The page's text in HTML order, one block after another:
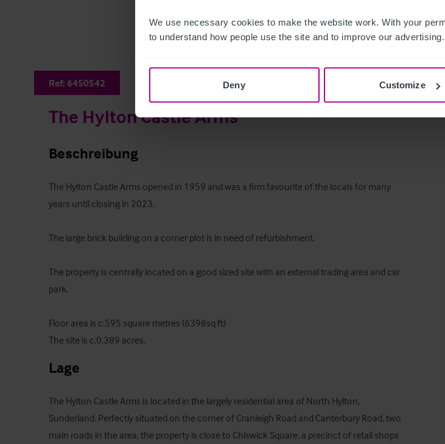
We use necessary cookies to make the website work. With your
to understand how people use the site and to improve our advertising.
Deny Customize
Ref: 6450542
The Hylton Castle Arms
Beschreibung
The Hylton Castle Arms opened in 1959 and was a firm favourite of the locals for many
years until closing in 2023.
The large brick building on a corner plot is in need of refurbishment.
The property is centrally located on a good sized site with an external trading area and car
park.
Floor area is c.595 square metres (6398sq ft)
The site is c.0.389 acres.
Lage
The Hylton Castle Arms is located in the largely residential area of North Hylton,
Sunderland. Perfectly situated on the corner of Cranleigh Road and Canterbury Road, two
main roads in the area, the property is close to Chiswick Square, a precinct of retail shops